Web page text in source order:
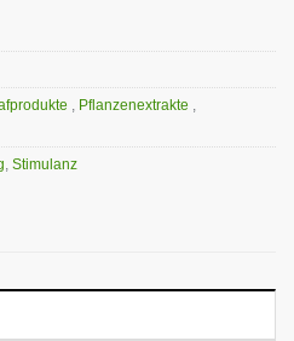
, Pflanzenextrakte ,
, Stimulanz